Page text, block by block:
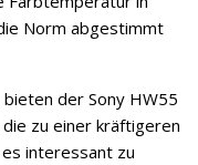
Norm abgestimmt
der Sony HW55
zu einer kräftigeren
interessant zu